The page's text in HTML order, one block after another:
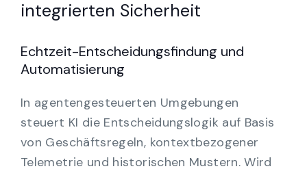
integrierten Sicherheit
Echtzeit-Entscheidungsfindung und
Automatisierung
In agentengesteuerten Umgebungen
steuert KI die Entscheidungslogik auf Basis
von Geschäftsregeln, kontextbezogener
Telemetrie und historischen Mustern. Wird